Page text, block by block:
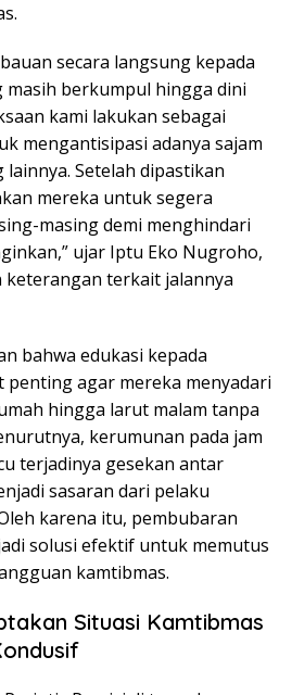
secara langsung kepada
masih berkumpul hingga dini
kami lakukan sebagai
mengantisipasi adanya sajam
Setelah dipastikan
mereka untuk segera
masing demi menghindari
ujar Iptu Eko Nugroho,
keterangan terkait jalannya
bahwa edukasi kepada
penting agar mereka menyadari
hingga larut malam tanpa
kerumunan pada jam
terjadinya gesekan antar
sasaran dari pelaku
karena itu, pembubaran
solusi efektif untuk memutus
kamtibmas.
Situasi Kamtibmas